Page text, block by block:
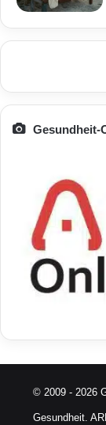
Gesundheit-
© 2009 - 2026
Gesundheit.